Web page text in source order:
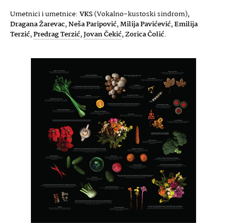
Umetnici i umetnice: VKS(Vokalno-kustoski sindrom),
Dragana Žarevac,Neša Paripović,Milija Pavićević,Emilija
Terzić,Predrag Terzić,Jovan Čekić,Zorica Čolić.